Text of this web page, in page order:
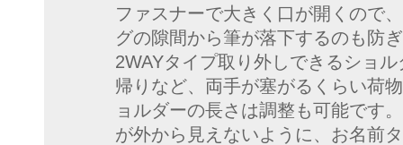
ファスナーで大きく口が開くので
グの隙間から筆が落下するのも防
2WAYタイプ取り外しできるショ
帰りなど、両手が塞がるくらい荷
ョルダーの長さは調整も可能です
が外から見えないように、お名前